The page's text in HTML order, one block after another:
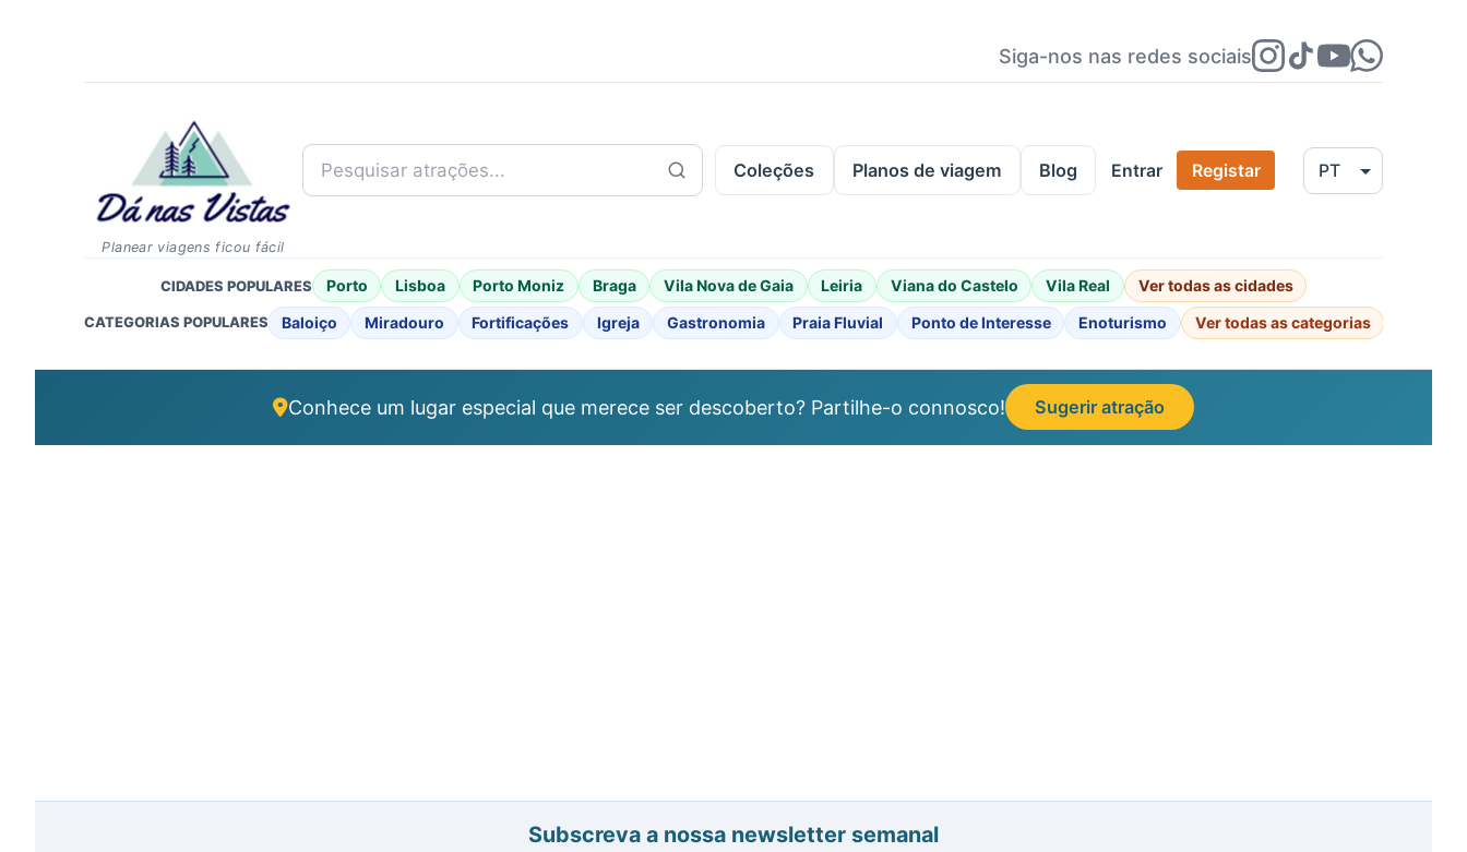
Siga-nos nas redes sociais
Planear viagens ficou fácil
Pesquisar atrações...
Coleções Planos de viagem Blog Entrar Registar
CIDADES POPULARES Porto Lisboa Porto Moniz Braga Vila Nova de Gaia Leiria Viana do Castelo Vila Real Ver todas as cidades
CATEGORIAS POPULARES Baloiço Miradouro Fortificações Igreja Gastronomia Praia Fluvial Ponto de Interesse Enoturismo Ver todas as categorias
Conhece um lugar especial que merece ser descoberto? Partilhe-o connosco! Sugerir atração
Subscreva a nossa newsletter semanal